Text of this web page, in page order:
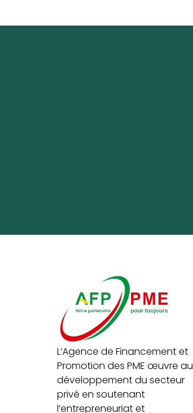
L’Agence de Financement et
Promotion des PME œuvre au
développement du secteur
privé en soutenant
l’entrepreneuriat et